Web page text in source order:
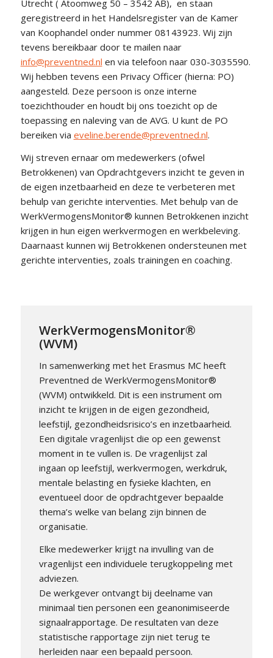
Utrecht ( Atoomweg 50 – 3542 AB), en staan
geregistreerd in het Handelsregister van de Kamer
van Koophandel onder nummer 08143923. Wij zijn
tevens bereikbaar door te mailen naar
info@preventned.nl en via telefoon naar 030-3035590.
Wij hebben tevens een Privacy Officer (hierna: PO)
aangesteld. Deze persoon is onze interne
toezichthouder en houdt bij ons toezicht op de
toepassing en naleving van de AVG. U kunt de PO
bereiken via eveline.berende@preventned.nl.
Wij streven ernaar om medewerkers (ofwel
Betrokkenen) van Opdrachtgevers inzicht te geven in
de eigen inzetbaarheid en deze te verbeteren met
behulp van gerichte interventies. Met behulp van de
WerkVermogensMonitor® kunnen Betrokkenen inzicht
krijgen in hun eigen werkvermogen en werkbeleving.
Daarnaast kunnen wij Betrokkenen ondersteunen met
gerichte interventies, zoals trainingen en coaching.
WerkVermogensMonitor®
(WVM)
In samenwerking met het Erasmus MC heeft
Preventned de WerkVermogensMonitor®
(WVM) ontwikkeld. Dit is een instrument om
inzicht te krijgen in de eigen gezondheid,
leefstijl, gezondheidsrisico’s en inzetbaarheid.
Een digitale vragenlijst die op een gewenst
moment in te vullen is. De vragenlijst zal
ingaan op leefstijl, werkvermogen, werkdruk,
mentale belasting en fysieke klachten, en
eventueel door de opdrachtgever bepaalde
thema’s welke van belang zijn binnen de
organisatie.
Elke medewerker krijgt na invulling van de
vragenlijst een individuele terugkoppeling met
adviezen.
De werkgever ontvangt bij deelname van
minimaal tien personen een geanonimiseerde
signaalrapportage. De resultaten van deze
statistische rapportage zijn niet terug te
herleiden naar een bepaald persoon.